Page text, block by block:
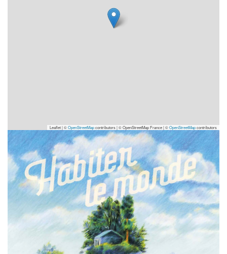
Leaflet | ©OpenStreetMapcontributors|© OpenStreetMap France | ©OpenStreetMapcontributors